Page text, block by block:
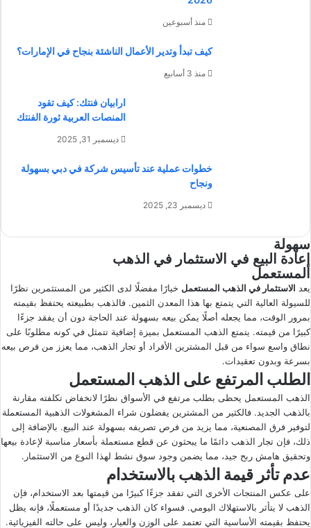
منذ أسبوعين
كيف تبدأ وتدير الأعمال الناشئة بنجاح في الإمارات؟
منذ 3 أسابيع
ارابيان فنتك: كيف تقود
المنصات العربية ثورة الفنتك
ديسمبر 31, 2025
خطوات عملية عند تأسيس شركة في دبي بسهولة
ونجاح
ديسمبر 23, 2025
سهولة
إعادة البيع في الاستثمار في الذهب
المستعمل
يعد الاستثمار في الذهب المستعمل خيارًا مفضلًا لدى الكثير من المستثمرين نظرًا
للسيولة العالية التي يتمتع بها هذا المعدن الثمين. فالذهب بطبيعته يحتفظ بقيمته
بمرور الوقت، مما يجعله أصلًا يمكن بيعه بسهولة عند الحاجة دون أن يفقد جزءًا
كبيرًا من قيمته. يتمتع الذهب المستعمل بميزة إضافية تتمثل في كونه مطلوبًا على
نطاق واسع سواء من قبل المشترين الأفراد أو تجار الذهب، مما يعزز من فرص بيعه
بسرعة وبدون تعقيدات.
الطلب المرتفع على الذهب المستعمل
الذهب المستعمل يحظى بطلب مرتفع في الأسواق نظرًا لانخفاض تكلفته مقارنة
بالذهب الجديد. فالكثير من المشترين يفضلون شراء المشغولات الذهبية المستعملة
لتوفير فرق المصنعية، مما يزيد من فرص تصريفه بسهولة عند البيع. بالإضافة إلى
ذلك، فإن تجار الذهب دائمًا ما يبحثون عن قطع مستعملة بأسعار مناسبة لإعادة بيعها
وتحقيق هامش ربح جيد، مما يضمن وجود سوق نشط لهذا النوع من الاستثمار.
عدم تأثر قيمة الذهب بالاستخدام
على عكس المنتجات الأخرى التي تفقد جزءًا كبيرًا من قيمتها بعد الاستخدام، فإن
الذهب لا يتأثر بالاستهلاك اليومي. فسواء كان الذهب جديدًا أو مستعملًا، فإنه يظل
يحتفظ بقيمته الأساسية التي تعتمد على الوزن والعيار، وليس على حالته الفيزيائية.